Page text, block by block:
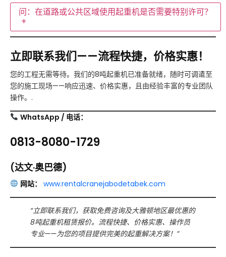
问：在道路或公共区域使用起重机是否需要特别许可？
+
立即联系我们——流程快捷，价格实惠！
您的工程无需等待。我们的8吨起重机已准备就绪，随时可调遣至
您的施工现场——响应迅速、价格实惠，且由经验丰富的专业团队
操作。.
WhatsApp / 电话：
0813-8080-1729
(达文·奥巴德)
网站： www.rentalcranejabodetabek.com
“立即联系我们，获取免费咨询及大雅顿地区最优惠的
8吨起重机租赁报价。流程快捷、价格实惠、操作员
专业——为您的项目提供完美的起重解决方案！”